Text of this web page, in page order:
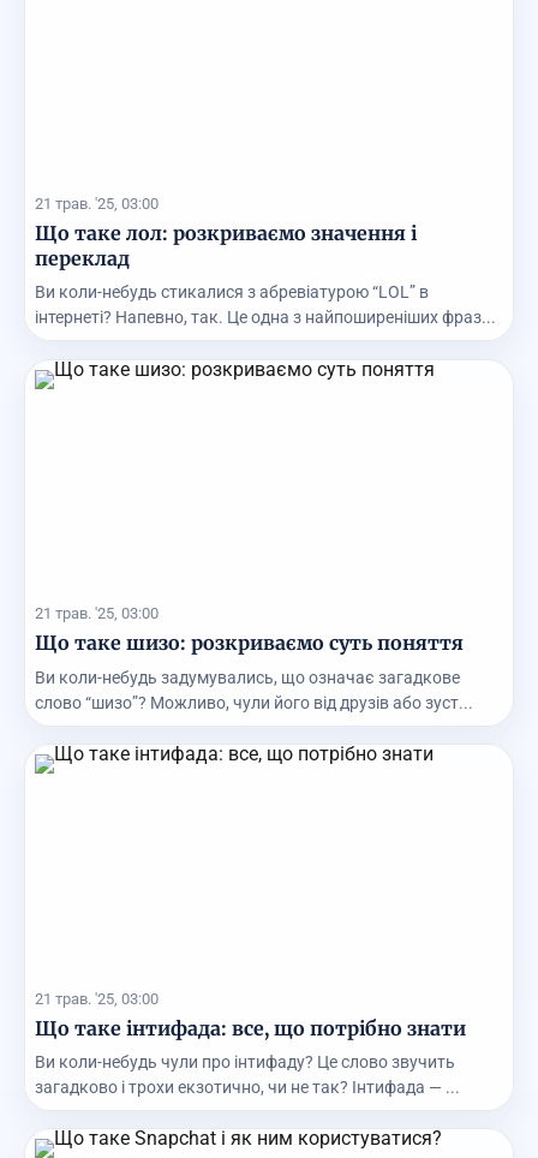
21 трав. '25, 03:00
Що таке лол: розкриваємо значення і
переклад
Ви коли-небудь стикалися з абревіатурою “LOL” в
інтернеті? Напевно, так. Це одна з найпоширеніших фраз...
21 трав. '25, 03:00
Що таке шизо: розкриваємо суть поняття
Ви коли-небудь задумувались, що означає загадкове
слово “шизо”? Можливо, чули його від друзів або зуст...
21 трав. '25, 03:00
Що таке інтифада: все, що потрібно знати
Ви коли-небудь чули про інтифаду? Це слово звучить
загадково і трохи екзотично, чи не так? Інтифада — ...